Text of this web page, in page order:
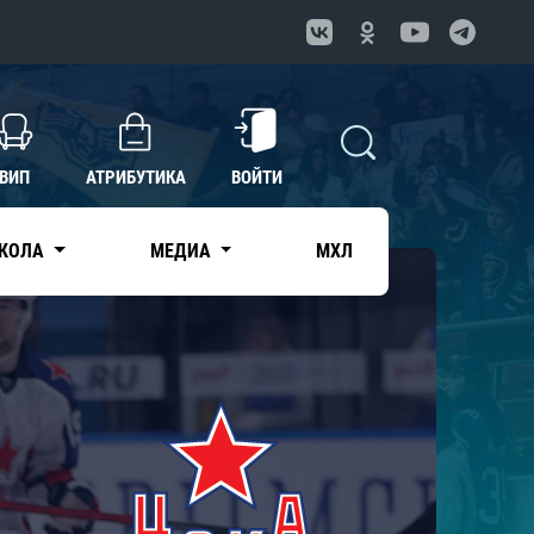
ВИП АТРИБУТИКА ВОЙТИ
МЕДИА МХЛ